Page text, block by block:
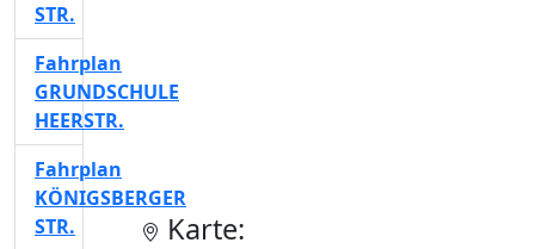
Karte:
STR.
Fahrplan
GRUNDSCHULE
HEERSTR.
Fahrplan
KÖNIGSBERGER
STR.